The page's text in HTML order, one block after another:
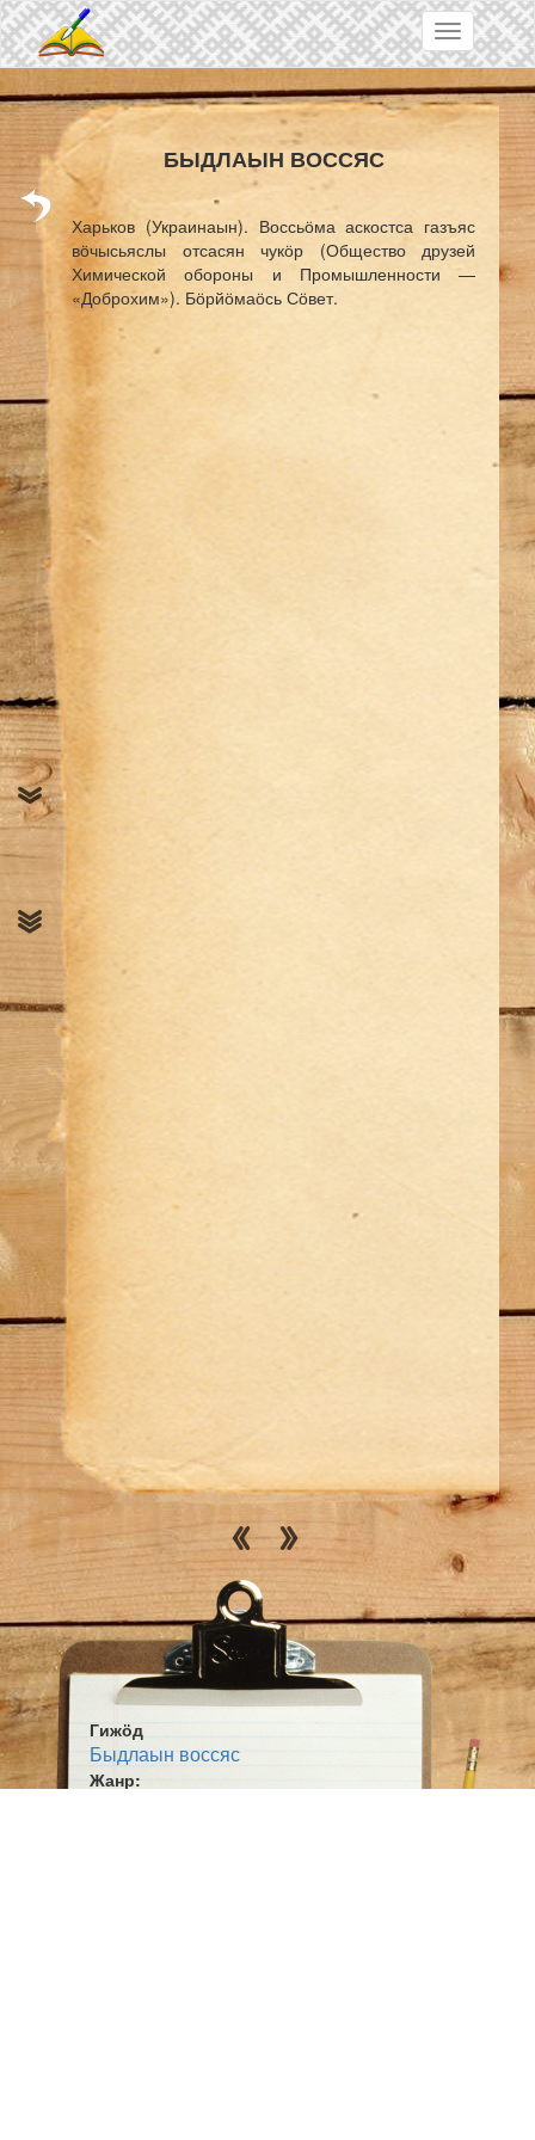
Skip to main content
Toggle
navigation
БЫДЛАЫН ВОССЯС
Харьков (Украинаын). Воссьӧма аскостса газъяс
вӧчысьяслы отсасян чукӧр (Общество друзей
Химической обороны и Промышленности —
«Доброхим»). Бӧрйӧмаӧсь Сӧвет.
Гижӧд
Быдлаын воссяс
Жанр: